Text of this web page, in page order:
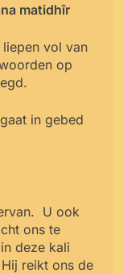
matidhîr
vol van
op
in gebed
U ook
ons te
deze kali
reikt ons de